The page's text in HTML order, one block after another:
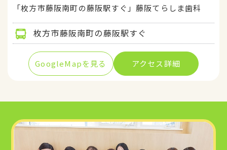
「枚方市藤阪南町の藤阪駅すぐ」藤阪てらしま歯科
枚方市藤阪南町の藤阪駅すぐ
GoogleMapを見る アクセス詳細